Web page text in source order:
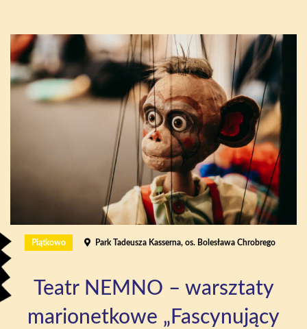
Piątkowo Park Tadeusza Kasserna, os. Bolesława Chrobrego
Teatr NEMNO – warsztaty
marionetkowe „Fascynujący